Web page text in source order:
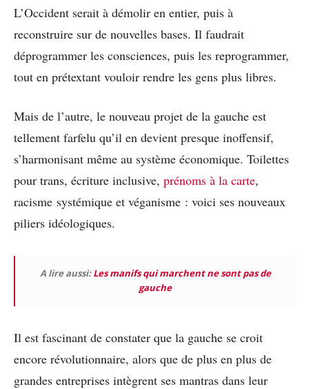
L’Occident serait à démolir en entier, puis à
reconstruire sur de nouvelles bases. Il faudrait
déprogrammer les consciences, puis les reprogrammer,
tout en prétextant vouloir rendre les gens plus libres.
Mais de l’autre, le nouveau projet de la gauche est
tellement farfelu qu’il en devient presque inoffensif,
s’harmonisant même au système économique. Toilettes
pour trans, écriture inclusive, prénoms à la carte,
racisme systémique et véganisme : voici ses nouveaux
piliers idéologiques.
A lire aussi:Les manifs qui marchent ne sont pas de
gauche
Il est fascinant de constater que la gauche se croit
encore révolutionnaire, alors que de plus en plus de
grandes entreprises intègrent ses mantras dans leur